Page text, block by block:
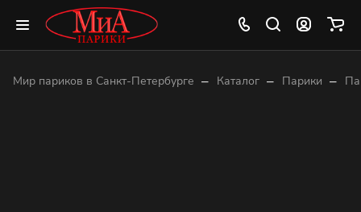
Мир париков в Санкт-Петербурге – Каталог – Парики –